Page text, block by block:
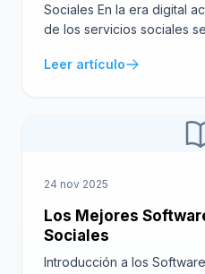
Sociales En la era digital
de los servicios sociales
sofisticadas para ayudar a
Leer artículo
24 nov 2025
Los Mejores
Sociales
Introducción a los